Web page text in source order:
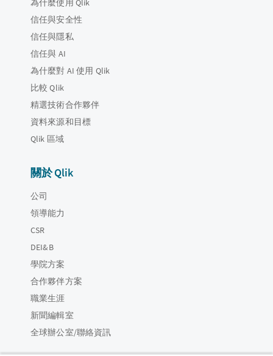
為什麼使用 Qlik
信任與安全性
信任與隱私
信任與 AI
為什麼對 AI 使用 Qlik
比較 Qlik
精選技術合作夥伴
資料來源和目標
Qlik 區域
關於 Qlik
公司
領導能力
CSR
DEI&B
學院方案
合作夥伴方案
職業生涯
新聞編輯室
全球辦公室/聯絡資訊